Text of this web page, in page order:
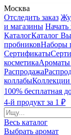
Москва
Отследить заказ
и магазины Начать
КаталогКаталог
пробниковНаборы
Сертификаты
косметикаАроматы
Распродажа
коллабы
100% бесплатная
4-й продукт за 1 ₽
Весь каталог
Выбрать аромат